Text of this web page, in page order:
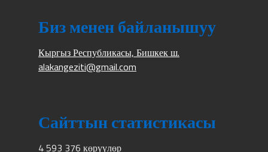
Биз менен байланышуу
Кыргыз Республикасы, Бишкек ш.
alakangeziti@gmail.com
Сайттын статистикасы
4 593 376 көрүүлөр